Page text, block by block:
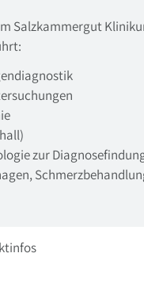
Salzkammergut
zur